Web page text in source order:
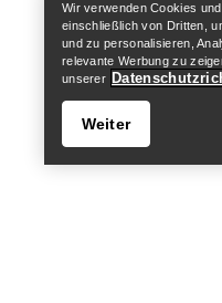
Wir verwenden Cookies
einschließlich von Dritten,
und zu personalisieren,
relevante Werbung zu
unserer
Weiter